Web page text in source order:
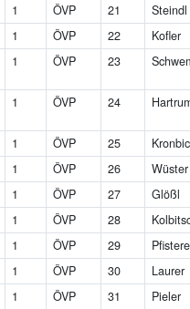
1 ÖVP 21 Steindl
1 ÖVP 22 Kofler
1 ÖVP 23
1 ÖVP 24
1 ÖVP 25
1 ÖVP 26 Wüster
1 ÖVP 27 Glößl
1 ÖVP 28
1 ÖVP 29
1 ÖVP 30 Laurer
1 ÖVP 31 Pieler